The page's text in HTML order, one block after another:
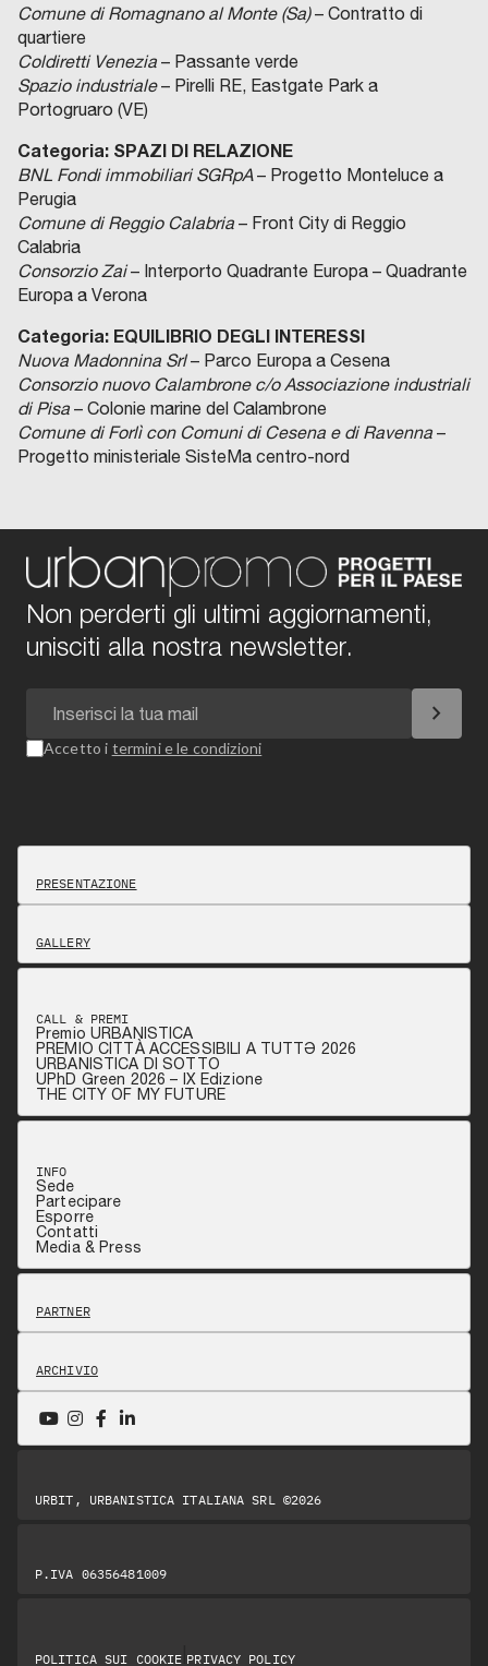
Comune di Romagnano al Monte (Sa)– Contratto di
quartiere
Coldiretti Venezia – Passante verde
Spazio industriale– Pirelli RE, Eastgate Park a
Portogruaro (VE)
Categoria: SPAZI DI RELAZIONE
BNL Fondi immobiliari SGRpA– Progetto Monteluce a
Perugia
Comune di Reggio Calabria – Front City di Reggio
Calabria
Consorzio Zai– Interporto Quadrante Europa – Quadrante
Europa a Verona
Categoria: EQUILIBRIO DEGLI INTERESSI
Nuova Madonnina Srl– Parco Europa a Cesena
Consorzio nuovo Calambrone c/o Associazione industriali
di Pisa – Colonie marine del Calambrone
Comune di Forlì con Comuni di Cesena e di Ravenna –
Progetto ministeriale SisteMa centro-nord
Non perderti gli ultimi aggiornamenti,
unisciti alla nostra newsletter.
chevron_right
Accetto i termini e le condizioni
PRESENTAZIONE
GALLERY
CALL & PREMI
Premio URBANISTICA
PREMIO CITTÀ ACCESSIBILI A TUTTƏ 2026
URBANISTICA DI SOTTO
UPhD Green 2026 – IX Edizione
THE CITY OF MY FUTURE
INFO
Sede
Partecipare
Esporre
Contatti
Media & Press
PARTNER
ARCHIVIO
URBIT, URBANISTICA ITALIANA SRL ©2026
P.IVA 06356481009
POLITICA SUI COOKIE PRIVACY POLICY